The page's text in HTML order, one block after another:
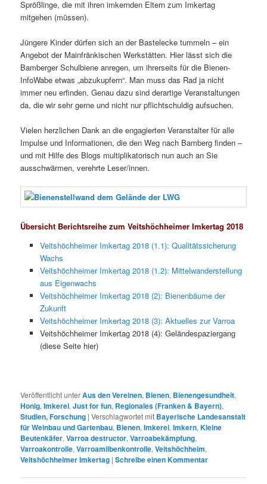
Sprößlinge, die mit ihren imkernden Eltern zum Imkertag
mitgehen (müssen).
Jüngere Kinder dürfen sich an der Bastelecke tummeln – ein
Angebot der Mainfränkischen Werkstätten. Hier lässt sich die
Bamberger Schulbiene anregen, um ihrerseits für die Bienen-
InfoWabe etwas „abzukupfern“. Man muss das Rad ja nicht
immer neu erfinden. Genau dazu sind derartige Veranstaltungen
da, die wir sehr gerne und nicht nur pflichtschuldig aufsuchen.
Vielen herzlichen Dank an die engagierten Veranstalter für alle
Impulse und Informationen, die den Weg nach Bamberg finden –
und mit Hilfe des Blogs multiplikatorisch nun auch an Sie
ausschwärmen, verehrte Leser/innen.
Übersicht Berichtsreihe zum Veitshöchheimer Imkertag 2018
Veitshöchheimer Imkertag 2018 (1.1): Qualitätssicherung
Wachs
Veitshöchheimer Imkertag 2018 (1.2): Mittelwanderstellung
aus Eigenwachs
Veitshöchheimer Imkertag 2018 (2): Bienenbäume der
Zukunft
Veitshöchheimer Imkertag 2018 (3): Aktuelles zur Varroa
Veitshöchheimer Imkertag 2018 (4): Geländespaziergang
(diese Seite hier)
Veröffentlicht unterAus den Vereinen, Bienen, Bienengesundheit,
Honig,Imkerei,Just for fun, Regionales (Franken & Bayern),
Studien, Forschung |Verschlagwortet mit Bayerische Landesanstalt
für Weinbau und Gartenbau, Bienen,Imkerei,Imkern,Kleine
Beutenkäfer,Varroa destructor,Varroabekämpfung,
Varroakontrolle,Varroamilbenkontrolle,Veitshöchheim,
Veitshöchheimer Imkertag |Schreibe einen Kommentar